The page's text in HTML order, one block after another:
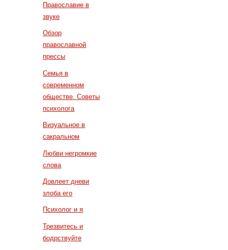
Православие в
звуке
Обзор
православной
прессы
Семья в
современном
обществе. Советы
психолога
Визуальное в
сакральном
Любви негромкие
слова
Довлеет дневи
злоба его
Психолог и я
Трезвитесь и
бодрствуйте